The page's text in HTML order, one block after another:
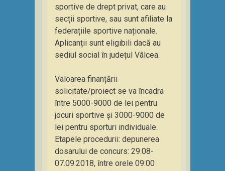
sportive de drept privat, care au
secții sportive, sau sunt afiliate la
federațiile sportive naționale.
Aplicanții sunt eligibili dacă au
sediul social în județul Vâlcea.
Valoarea finanțării
solicitate/proiect se va încadra
între 5000-9000 de lei pentru
jocuri sportive și 3000-9000 de
lei pentru sporturi individuale.
Etapele procedurii: depunerea
dosarului de concurs: 29.08-
07.09.2018, între orele 09:00